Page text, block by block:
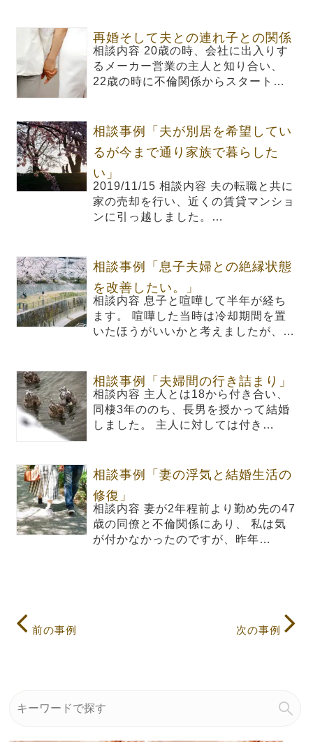
再婚そして夫との連れ子との関係
相談内容 20歳の時、会社に出入りす
るメーカー営業の主人と知り合い、
22歳の時に不倫関係からスタート…
相談事例「夫が別居を希望してい
るが今まで通り家族で暮らした
い」
2019/11/15 相談内容 夫の転職と共に
家の売却を行い、近くの賃貸マンショ
ンに引っ越しました。…
相談事例「息子夫婦との絶縁状態
を改善したい。」
相談内容 息子と喧嘩して半年が経ち
ます。 喧嘩した当時は冷却期間を置
いたほうがいいかと考えましたが、…
相談事例「夫婦間の行き詰まり」
相談内容 主人とは18から付き合い、
同棲3年ののち、長男を授かって結婚
しました。 主人に対しては付き…
相談事例「妻の浮気と結婚生活の
修復」
相談内容 妻が2年程前より勤め先の47
歳の同僚と不倫関係にあり、 私は気
が付かなかったのですが、昨年…
前の事例 次の事例